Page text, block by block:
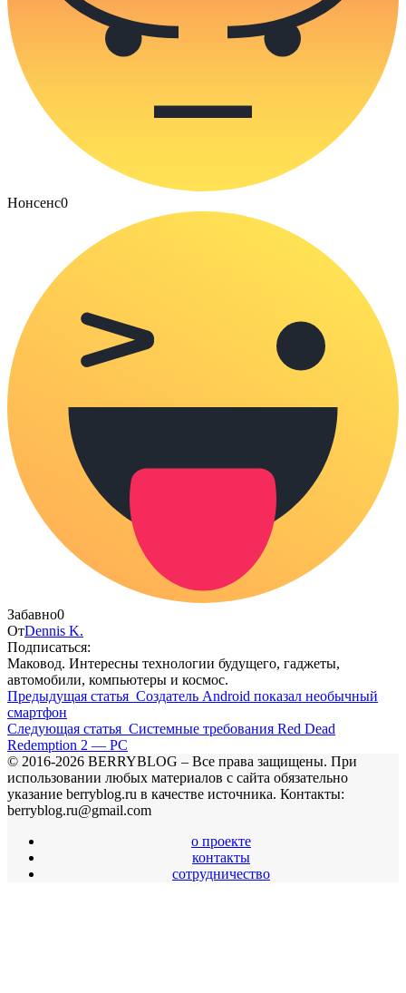
Нонсенс0
Забавно0
ОтDennis K.
Подписаться:
Маковод. Интересны технологии будущего, гаджеты,
автомобили, компьютеры и космос.
Предыдущая статья Создатель Android показал необычный
смартфон
Следующая статья Системные требования Red Dead
Redemption 2 — PC
© 2016-2026 BERRYBLOG – Все права защищены. При
использовании любых материалов с сайта обязательно
указание berryblog.ru в качестве источника. Контакты:
berryblog.ru@gmail.com
о проекте
контакты
сотрудничество